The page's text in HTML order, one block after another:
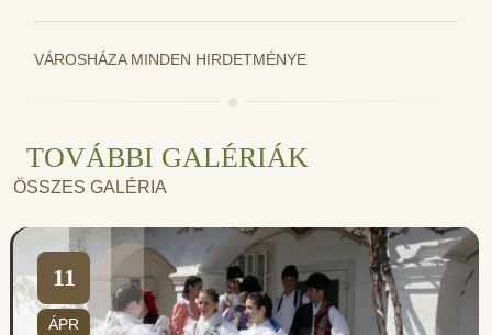
VÁROSHÁZA MINDEN HIRDETMÉNYE
TOVÁBBI GALÉRIÁK
ÖSSZES GALÉRIA
11
ÁPR